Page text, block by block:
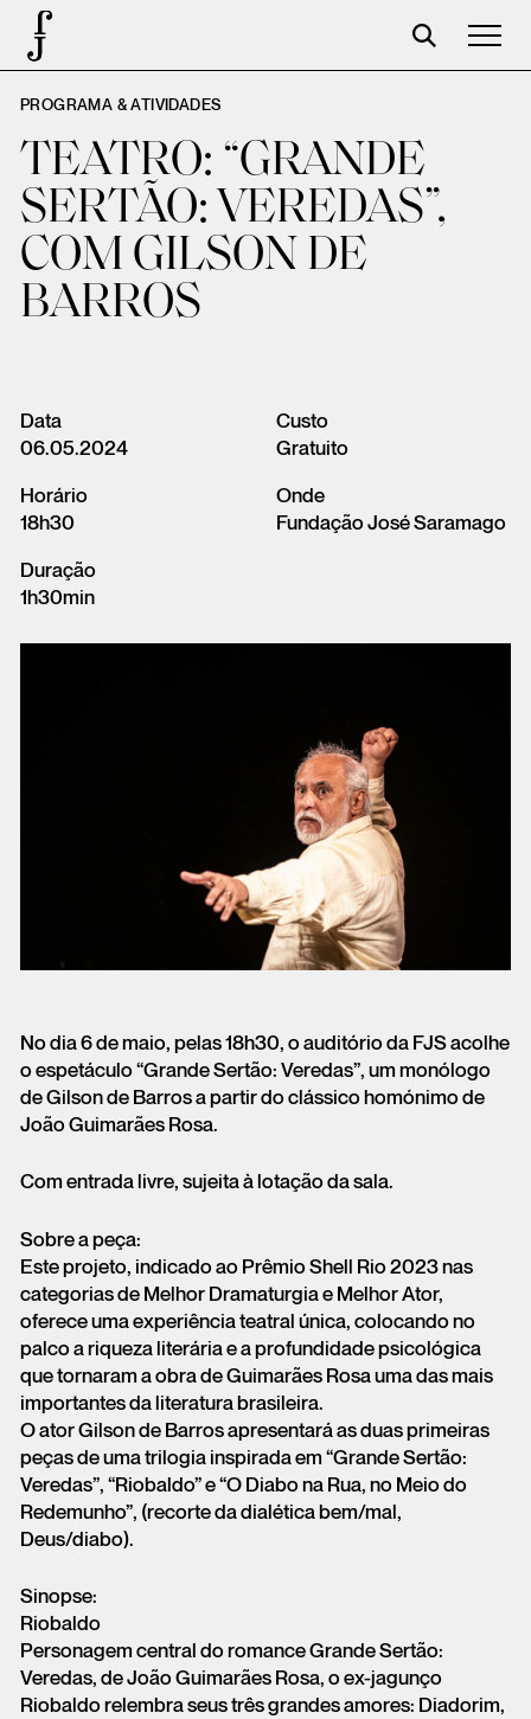
José Saramago
Programação
A Fundação
Parceiros
Centenário
Carrinho
Login
PROGRAMA & ATIVIDADES
TEATRO: “GRANDE
SERTÃO: VEREDAS”,
COM GILSON DE
BARROS
Data
06.05.2024
Horário
18h30
Duração
1h30min
Custo
Gratuito
Onde
Fundação José Saramago
No dia 6 de maio, pelas 18h30, o auditório da FJS acolhe
o espetáculo “Grande Sertão: Veredas”, um monólogo
de Gilson de Barros a partir do clássico homónimo de
João Guimarães Rosa.
Com entrada livre, sujeita à lotação da sala.
Sobre a peça:
Este projeto, indicado ao Prêmio Shell Rio 2023 nas
categorias de Melhor Dramaturgia e Melhor Ator,
oferece uma experiência teatral única, colocando no
palco a riqueza literária e a profundidade psicológica
que tornaram a obra de Guimarães Rosa uma das mais
importantes da literatura brasileira.
O ator Gilson de Barros apresentará as duas primeiras
peças de uma trilogia inspirada em “Grande Sertão:
Veredas”, “Riobaldo” e “O Diabo na Rua, no Meio do
Redemunho”, (recorte da dialética bem/mal,
Deus/diabo).
Sinopse:
Riobaldo
Personagem central do romance Grande Sertão:
Veredas, de João Guimarães Rosa, o ex-jagunço
Riobaldo relembra seus três grandes amores: Diadorim,